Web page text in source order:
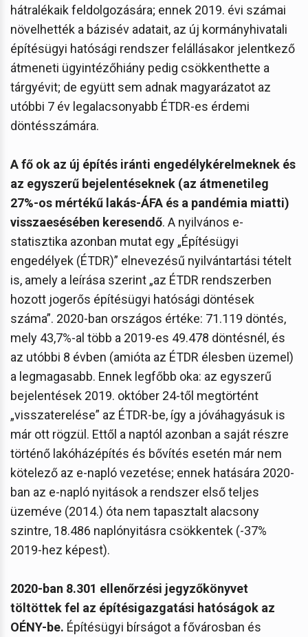
hátralékaik feldolgozására; ennek 2019. évi számai
növelhették a bázisév adatait, az új kormányhivatali
építésügyi hatósági rendszer felállásakor jelentkező
átmeneti ügyintézőhiány pedig csökkenthette a
tárgyévit; de együtt sem adnak magyarázatot az
utóbbi 7 év legalacsonyabb ÉTDR-es érdemi
döntésszámára.
A fő ok az új építés iránti engedélykérelmeknek és
az egyszerű bejelentéseknek (az átmenetileg
27%-os mértékű lakás-ÁFA és a pandémia miatti)
visszaesésében keresendő. A nyilvános e-
statisztika azonban mutat egy „Építésügyi
engedélyek (ÉTDR)” elnevezésű nyilvántartási tételt
is, amely a leírása szerint „az ÉTDR rendszerben
hozott jogerős építésügyi hatósági döntések
száma”. 2020-ban országos értéke: 71.119 döntés,
mely 43,7%-al több a 2019-es 49.478 döntésnél, és
az utóbbi 8 évben (amióta az ÉTDR élesben üzemel)
a legmagasabb. Ennek legfőbb oka: az egyszerű
bejelentések 2019. október 24-től megtörtént
„visszaterelése” az ÉTDR-be, így a jóváhagyásuk is
már ott rögzül. Ettől a naptól azonban a saját részre
történő lakóházépítés és bővítés esetén már nem
kötelező az e-napló vezetése; ennek hatására 2020-
ban az e-napló nyitások a rendszer első teljes
üzeméve (2014.) óta nem tapasztalt alacsony
szintre, 18.486 naplónyitásra csökkentek (-37%
2019-hez képest).
2020-ban 8.301 ellenőrzési jegyzőkönyvet
töltöttek fel az építésigazgatási hatóságok az
OÉNY-be. Építésügyi bírságot a fővárosban és